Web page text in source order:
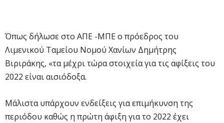
Όπως δήλωσε στο ΑΠΕ -ΜΠΕ ο πρόεδρος του
Λιμενικού Ταμείου Νομού Χανίων Δημήτρης
Βιριράκης, «τα μέχρι τώρα στοιχεία για τις αφίξεις του
2022 είναι αισιόδοξα.
Μάλιστα υπάρχουν ενδείξεις για επιμήκυνση της
περιόδου καθώς η πρώτη άφιξη για το 2022 έχει